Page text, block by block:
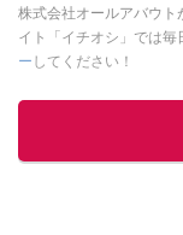
株式会社オールアバウ
イト「イチオシ」では毎
ー してください！